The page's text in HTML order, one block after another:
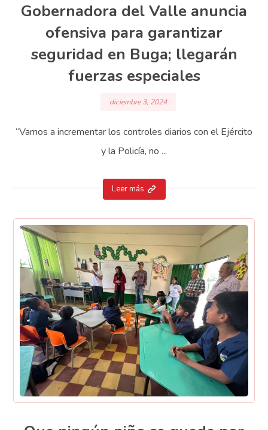
Gobernadora del Valle anuncia
ofensiva para garantizar
seguridad en Buga; llegarán
fuerzas especiales
diciembre 3, 2024
“Vamos a incrementar los controles diarios con el Ejército
y la Policía, no ...
Leer más